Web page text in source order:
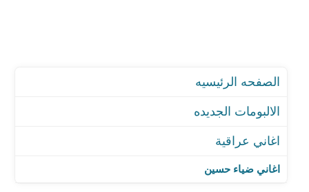
اغاني ضياء حسين